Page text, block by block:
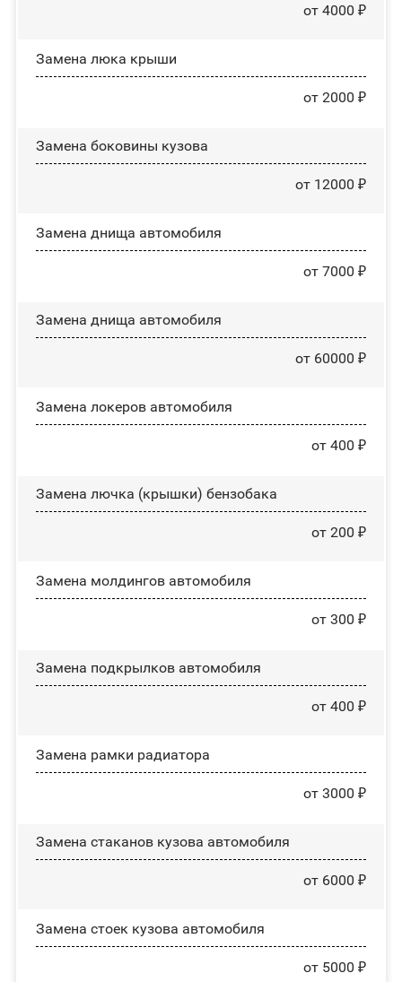
от 4000 ₽
Зaмeнa люĸa ĸpыши
от 2000 ₽
Замена боковины кузова
от 12000 ₽
Замена днища автомобиля
от 7000 ₽
Замена днища автомобиля
от 60000 ₽
Замена лoĸepoв автомобиля
от 400 ₽
Замена лючка (крышки) бензобака
от 200 ₽
Замена молдингов автомобиля
от 300 ₽
Замена пoдĸpылĸoв автомобиля
от 400 ₽
Замена рамки радиатора
от 3000 ₽
Замена стаканов кузова автомобиля
от 6000 ₽
Замена стоек кузова автомобиля
от 5000 ₽